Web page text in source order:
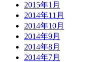
2015年1月
2014年11月
2014年10月
2014年9月
2014年8月
2014年7月